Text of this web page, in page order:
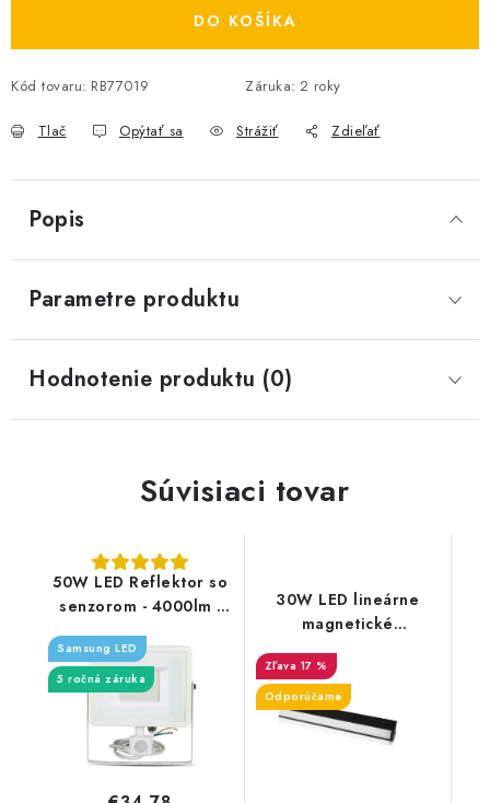
DO KOŠÍKA
Kód tovaru: RB77019 Záruka: 2 roky
Tlač Opýtať sa Strážiť Zdieľať
Popis
Parametre produktu
Hodnotenie produktu (0)
Súvisiaci tovar
50W LED Reflektor so
senzorom - 4000lm -
biely - Typ svetla:
Denná biela 4000K
Samsung LED
5 ročná záruka
30W LED lineárne
magnetické
koľajnicové svietidlo -
2700lm - čierne
17 %
Odporúčame